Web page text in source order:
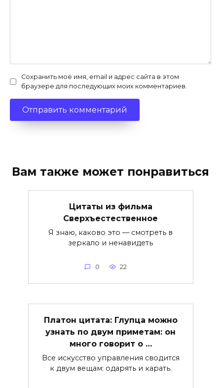
Сохранить моё имя, email и адрес сайта в этом
браузере для последующих моих комментариев.
Вам также может понравиться
Цитаты из фильма
Сверхъестественное
Я знаю, каково это — смотреть в
зеркало и ненавидеть
0 22
Платон цитата: Глупца можно
узнать по двум приметам: он
много говорит о …
Все искусство управления сводится
к двум вещам: одарять и карать.